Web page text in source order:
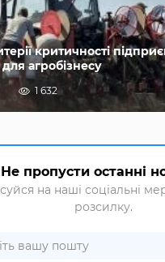
критичності
агробізнесу
1 632
Не пропусти останні
на наші соціальні
розсилку.